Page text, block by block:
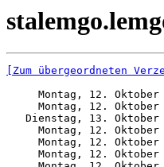
[Zum übergeordneten
Montag, 12.
Montag, 12.
Dienstag, 13.
Montag, 12.
Montag, 12.
Montag, 12.